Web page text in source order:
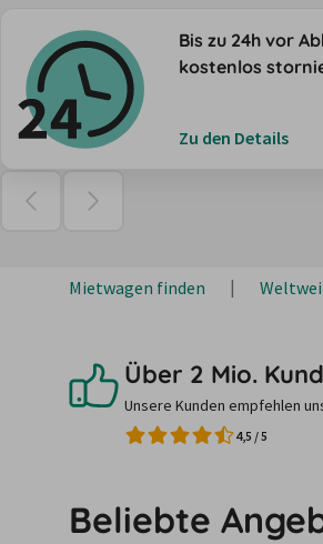
Bis zu 24h vor
kostenlos
Zu den Details
Mietwagen finden
Über 2 Mio.
Unsere Kunden empfehlen
4,5 /5
Beliebte